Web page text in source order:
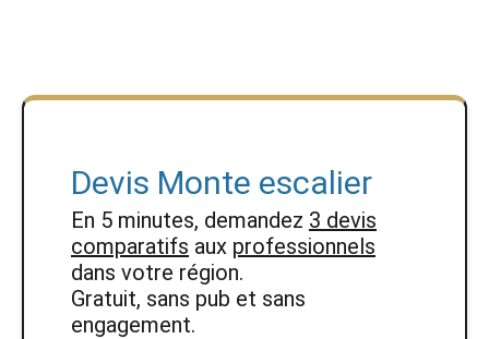
Devis Monte escalier
En 5 minutes, demandez 3 devis
comparatifs aux professionnels
dans votre région.
Gratuit, sans pub et sans
engagement.